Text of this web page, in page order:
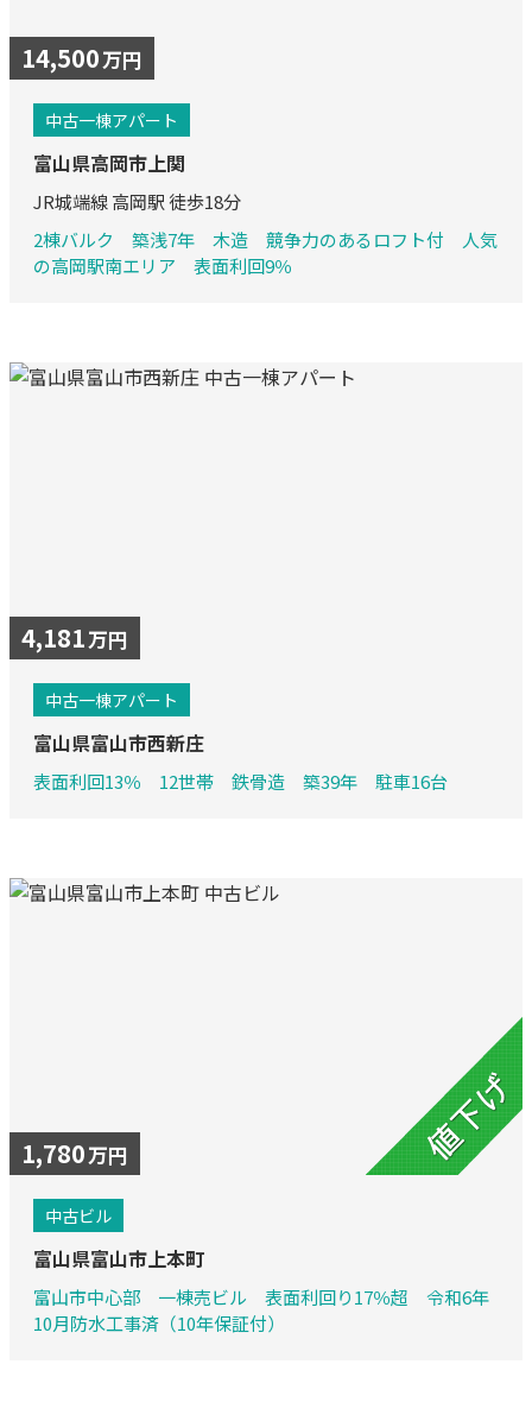
14,500万円
中古一棟アパート
富山県高岡市上関
JR城端線 高岡駅 徒歩18分
2棟バルク 築浅7年 木造 競争力のあるロフト付 人気
の高岡駅南エリア 表面利回9％
4,181万円
中古一棟アパート
富山県富山市西新庄
表面利回13％ 12世帯 鉄骨造 築39年 駐車16台
1,780万円
中古ビル
富山県富山市上本町
富山市中心部 一棟売ビル 表面利回り17％超 令和6年
10月防水工事済（10年保証付）